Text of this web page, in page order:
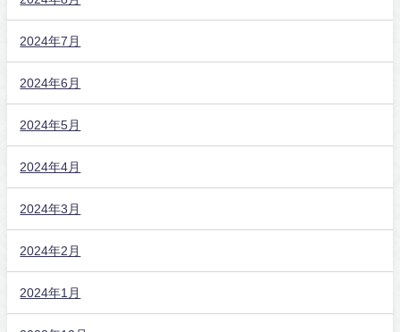
2024年7月
2024年6月
2024年5月
2024年4月
2024年3月
2024年2月
2024年1月